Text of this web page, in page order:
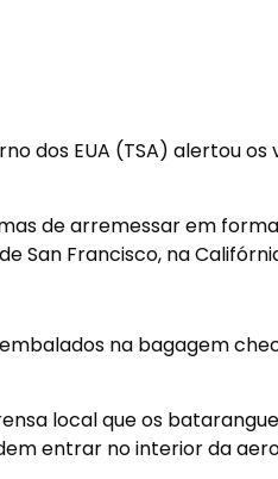
dos EUA (TSA) alertou
de arremessar em
San Francisco, na
na bagagem
local que os
entrar no interior da